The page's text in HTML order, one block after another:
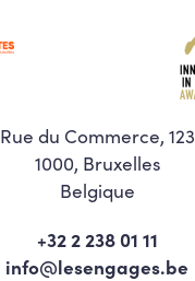
Rue du Commerce, 123
1000, Bruxelles
Belgique
+32 2 238 01 11
info@lesengages.be